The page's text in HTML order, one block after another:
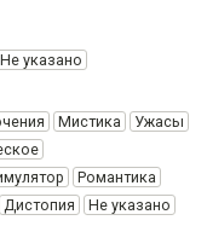
Не указано
Мистика
Ужасы
Романтика
Дистопия Не указано